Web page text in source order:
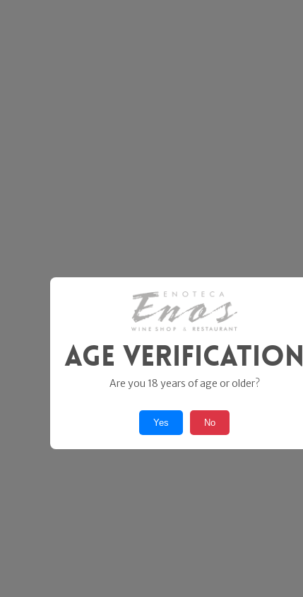
Age Verification
Are you 18 years of age or older?
Yes No